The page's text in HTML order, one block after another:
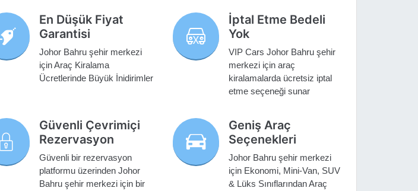
En Düşük Fiyat
Garantisi
Johor Bahru şehir merkezi
için Araç Kiralama
Ücretlerinde Büyük İnidirimler
İptal Etme Bedeli
Yok
VIP Cars Johor Bahru şehir
merkezi için araç
kiralamalarda ücretsiz iptal
etme seçeneği sunar
Güvenli Çevrimiçi
Rezervasyon
Güvenli bir rezervasyon
platformu üzerinden Johor
Bahru şehir merkezi için bir
Geniş Araç
Seçenekleri
Johor Bahru şehir merkezi
için Ekonomi, Mini-Van, SUV
& Lüks Sınıflarından Araç